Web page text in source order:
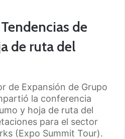
de
de ruta del
de Expansión de Grupo
la conferencia
y hoja de ruta del
para el sector
(Expo Summit Tour).